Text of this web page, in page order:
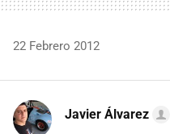
22 Febrero 2012
Javier Álvarez